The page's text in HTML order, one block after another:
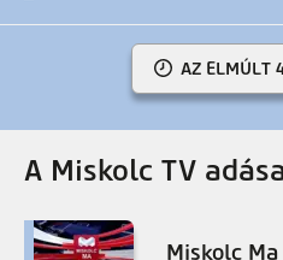
AZ ELMÚLT
A Miskolc TV
Miskolc Ma